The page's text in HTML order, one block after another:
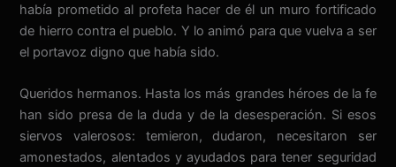
había prometido al profeta hacer de él un muro fortificado
de hierro contra el pueblo. Y lo animó para que vuelva a ser
el portavoz digno que había sido.
Queridos hermanos. Hasta los más grandes héroes de la fe
han sido presa de la duda y de la desesperación. Si esos
siervos valerosos: temieron, dudaron, necesitaron ser
amonestados, alentados y ayudados para tener seguridad